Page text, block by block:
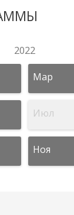
2022
Мар
Июл
Ноя